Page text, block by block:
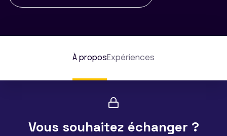
À proposExpériences
Vous souhaitez échanger ?